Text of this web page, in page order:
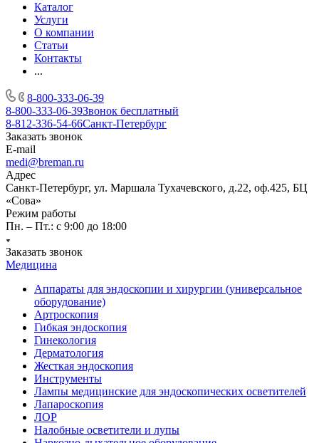
Каталог
Услуги
О компании
Статьи
Контакты
...
8-800-333-06-39
8-800-333-06-39Звонок бесплатный
8-812-336-54-66Санкт-Петербург
Заказать звонок
E-mail
medi@breman.ru
Адрес
Санкт-Петербург, ул. Маршала Тухачевского, д.22, оф.425, БЦ
«Сова»
Режим работы
Пн. – Пт.: с 9:00 до 18:00
Заказать звонок
Медицина
Аппараты для эндоскопии и хирургии (универсальное
оборудование)
Артроскопия
Гибкая эндоскопия
Гинекология
Дерматология
Жесткая эндоскопия
Инструменты
Лампы медицинские для эндоскопических осветителей
Лапароскопия
ЛОР
Налобные осветители и лупы